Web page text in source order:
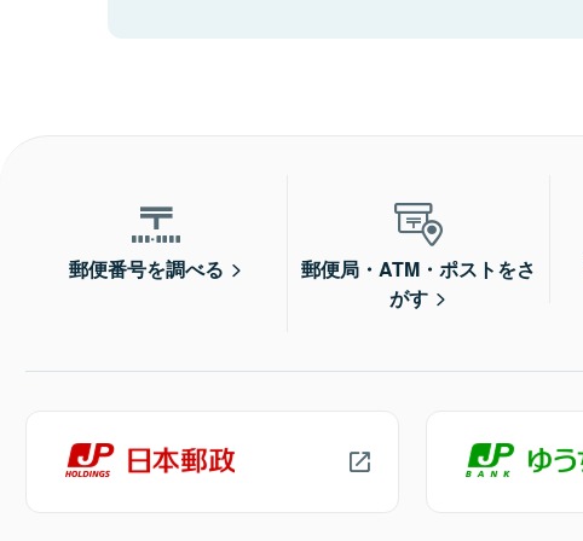
郵便番号を調べる
郵便局・ATM・ポストをさ
がす